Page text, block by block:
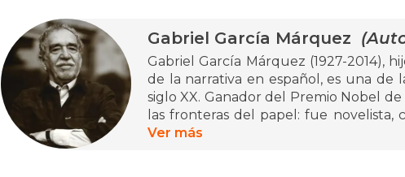
Gabriel García Márquez
Gabriel García Márquez (1927-2014),
de la narrativa en español, es una de
siglo XX. Ganador del Premio Nobel
las fronteras del papel: fue novelista,
cine y, sobre todo, un pensador
Ver más